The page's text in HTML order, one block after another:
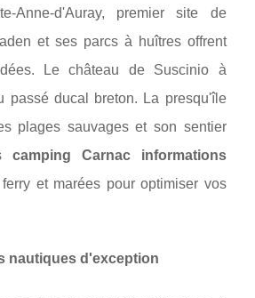
Anne-d'Auray, premier site de
et ses parcs à huîtres offrent
Le château de Suscinio à
passé ducal breton. La presqu'île
plages sauvages et son sentier
camping Carnac informations
et marées pour optimiser vos
nautiques d'exception